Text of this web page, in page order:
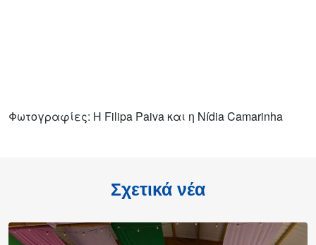
Φωτογραφίες: Η Filipa Paiva και η Nídia Camarinha
Σχετικά νέα